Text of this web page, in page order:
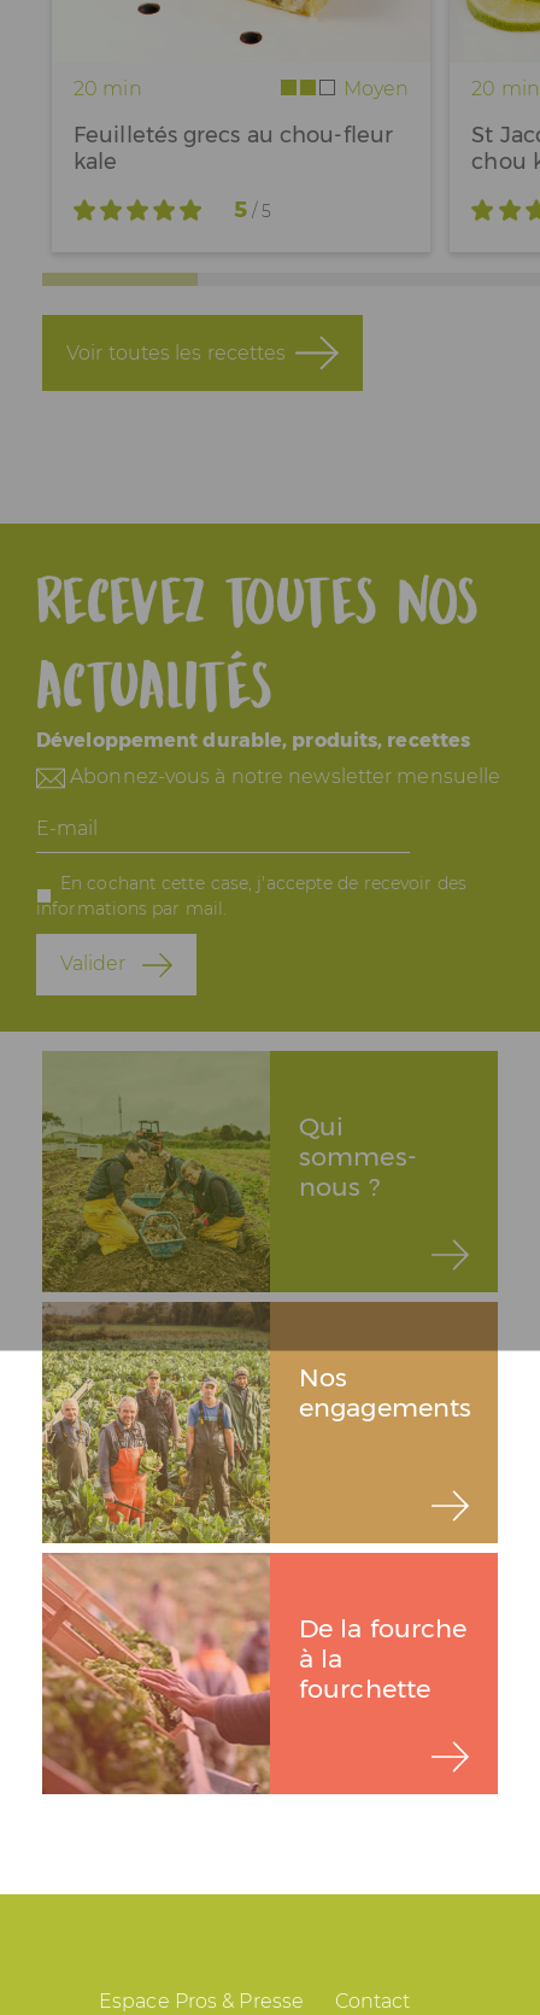
20 min Moyen
Feuilletés grecs au chou-fleur
kale
5/ 5
20 min
St
chou
Voir toutes les recettes
Recevez toutes nos
actualités
Développement durable, produits, recettes
Abonnez-vous à notre newsletter mensuelle
E-
mail
En cochant cette case, j'accepte de recevoir des
informations par mail.
Valider
Qui
sommes-
nous ?
Nos
engagements
De la fourche
à la
fourchette
Espace Pros & Presse Contact